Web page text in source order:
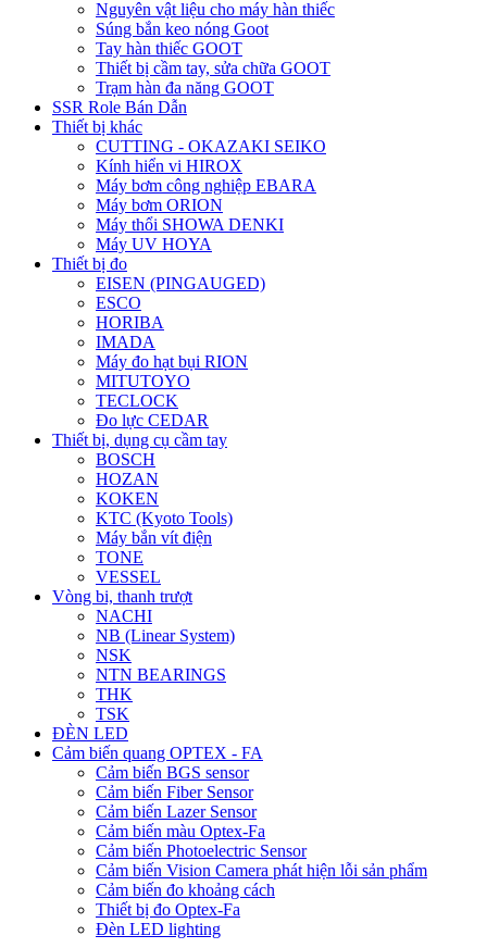
Nguyên vật liệu cho máy hàn thiếc
Súng bắn keo nóng Goot
Tay hàn thiếc GOOT
Thiết bị cầm tay, sửa chữa GOOT
Trạm hàn đa năng GOOT
SSR Role Bán Dẫn
Thiết bị khác
CUTTING - OKAZAKI SEIKO
Kính hiển vi HIROX
Máy bơm công nghiệp EBARA
Máy bơm ORION
Máy thổi SHOWA DENKI
Máy UV HOYA
Thiết bị đo
EISEN (PINGAUGED)
ESCO
HORIBA
IMADA
Máy đo hạt bụi RION
MITUTOYO
TECLOCK
Đo lực CEDAR
Thiết bị, dụng cụ cầm tay
BOSCH
HOZAN
KOKEN
KTC (Kyoto Tools)
Máy bắn vít điện
TONE
VESSEL
Vòng bi, thanh trượt
NACHI
NB (Linear System)
NSK
NTN BEARINGS
THK
TSK
ĐÈN LED
Cảm biến quang OPTEX - FA
Cảm biến BGS sensor
Cảm biến Fiber Sensor
Cảm biến Lazer Sensor
Cảm biến màu Optex-Fa
Cảm biến Photoelectric Sensor
Cảm biến Vision Camera phát hiện lỗi sản phẩm
Cảm biến đo khoảng cách
Thiết bị đo Optex-Fa
Đèn LED lighting